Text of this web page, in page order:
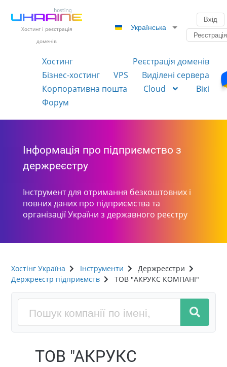
Хостинг і реєстрація
доменів
Українська
Вхід
Реєстрація
Хостинг
Реєстрація доменів
Бізнес-хостинг
VPS
Виділені сервера
Корпоративна пошта
Cloud
Вікі
Форум
Інформація про підприємство з
держреєстру
Інструмент для отримання безкоштовних і
повних даних про підприємства та
організації України з державного реєстру
Хостінг Україна Інструменти
Держреєстри
Держреєстр підприємств
ТОВ "АКРУКС КОМПАНІ"
ТОВ "АКРУКС